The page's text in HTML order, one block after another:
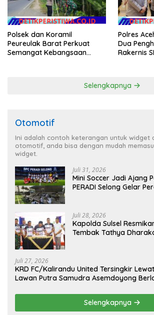
Polsek dan Koramil
Peureulak Barat Perkuat
Semangat Kebangsaan
Polres
Dua
Rakernis
Selengkapnya
Otomotif
Ini adalah contoh keterangan untuk widget
otomotif, anda bisa dengan mudah
widget.
Juli 31, 2026
Mini Soccer Jadi Ajang
PERADI Selong Gelar
Juli 28, 2026
Kapolda Sulsel
Tembak Tathya
Juli 27, 2026
KRD FC/Kalirandu United Tersingkir
Lawan Putra Samudra Asemdoyong
Selengkapnya